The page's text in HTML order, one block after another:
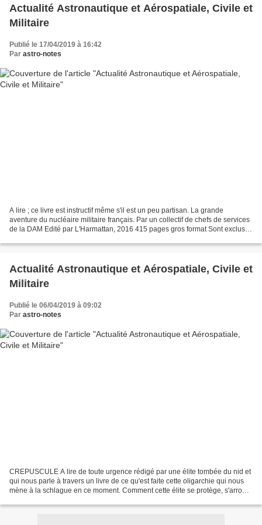
Actualité Astronautique et Aérospatiale, Civile et
Militaire
Publié le 17/04/2019 à 16:42
Par astro-notes
A lire ; ce livre est instructif même s'il est un peu partisan. La grande
aventure du nucléaire militaire français. Par un collectif de chefs de services
de la DAM Edité par L'Harmattan, 2016 415 pages gros format Sont exclus
Actualité Astronautique et Aérospatiale, Civile et
Militaire
Publié le 06/04/2019 à 09:02
Par astro-notes
CREPUSCULE A lire de toute urgence rédigé par une élite tombée du nid et
qui nous parle à travers un livre de ce qu'est faite cette oligarchie qui nous
mène à la schlague en ce moment. Comment cette élite se protège, s'arroge